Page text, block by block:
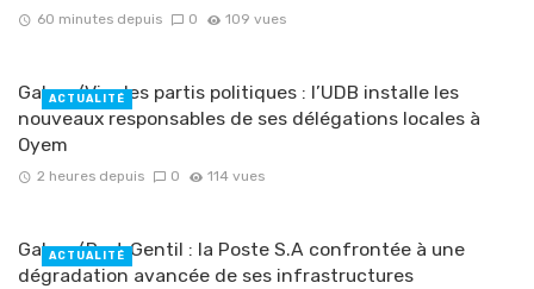
60 minutes depuis 0 109 vues
Gabon/Vie des partis politiques : l’UDB installe les
nouveaux responsables de ses délégations locales à
Oyem
2 heures depuis 0 114 vues
ACTUALITÉ
Gabon/Port‑Gentil : la Poste S.A confrontée à une
dégradation avancée de ses infrastructures
ACTUALITÉ